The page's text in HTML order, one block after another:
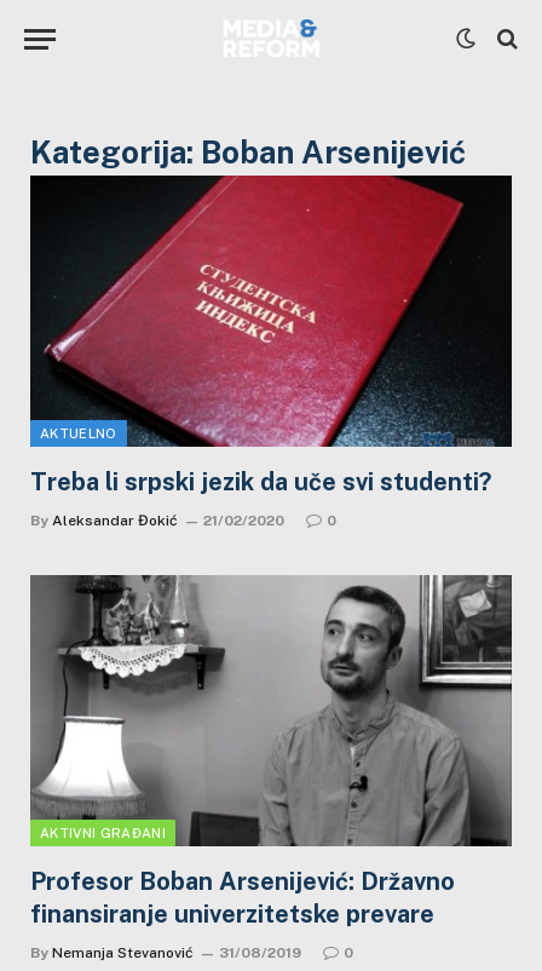
Kategorija: Boban Arsenijević
AKTUELNO
Treba li srpski jezik da uče svi studenti?
By Aleksandar Đokić 21/02/2020 0
AKTIVNI GRAĐANI
Profesor Boban Arsenijević: Državno
finansiranje univerzitetske prevare
By Nemanja Stevanović 31/08/2019 0